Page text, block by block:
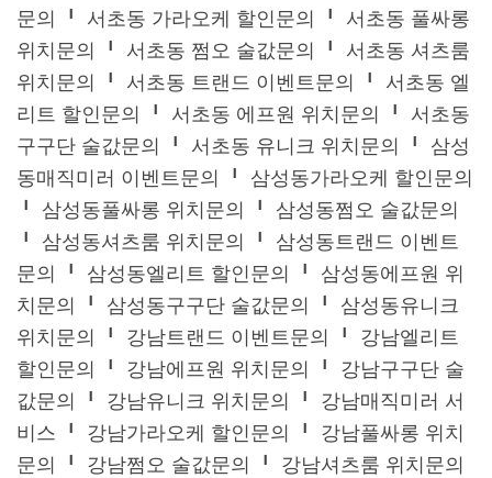
문의 ╹ 서초동 가라오케 할인문의 ╹ 서초동 풀싸롱
위치문의 ╹ 서초동 쩜오 술값문의 ╹ 서초동 셔츠룸
위치문의 ╹ 서초동 트랜드 이벤트문의 ╹ 서초동 엘
리트 할인문의 ╹ 서초동 에프원 위치문의 ╹ 서초동
구구단 술값문의 ╹ 서초동 유니크 위치문의 ╹ 삼성
동매직미러 이벤트문의 ╹ 삼성동가라오케 할인문의
╹ 삼성동풀싸롱 위치문의 ╹ 삼성동쩜오 술값문의
╹ 삼성동셔츠룸 위치문의 ╹ 삼성동트랜드 이벤트
문의 ╹ 삼성동엘리트 할인문의 ╹ 삼성동에프원 위
치문의 ╹ 삼성동구구단 술값문의 ╹ 삼성동유니크
위치문의 ╹ 강남트랜드 이벤트문의 ╹ 강남엘리트
할인문의 ╹ 강남에프원 위치문의 ╹ 강남구구단 술
값문의 ╹ 강남유니크 위치문의 ╹ 강남매직미러 서
비스 ╹ 강남가라오케 할인문의 ╹ 강남풀싸롱 위치
문의 ╹ 강남쩜오 술값문의 ╹ 강남셔츠룸 위치문의